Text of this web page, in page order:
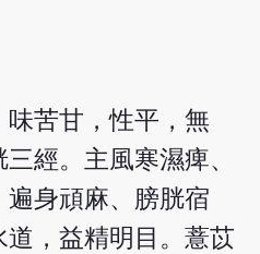
味苦甘，性平，無
經。主風寒濕痺、
身頑麻、膀胱宿
，益精明目。薏苡